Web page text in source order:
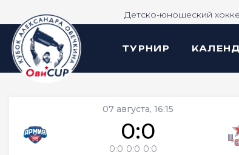
Детско-юношеский
ТУРНИР
07 августа, 16:15
0:0
0:0 0:0 0:0